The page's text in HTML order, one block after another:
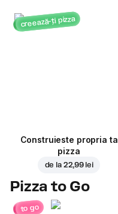
creează-ți pizza
Construieste propria ta
pizza
de la 22,99 lei
Pizza to Go
to go